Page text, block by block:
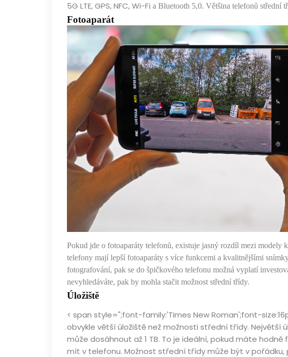
5G LTE, GPS, NFC, Wi-Fi a Bluetooth 5,0. Většina telefonů střední
Fotoaparát
Pokud jde o fotoaparáty telefonů, existuje jasný rozdíl mezi modely
telefony mají lepší fotoaparáty s více funkcemi a kvalitnějšími
fotografování, pak se do špičkového telefonu možná vyplatí
nevyhledáváte, pak by mohla stačit možnost střední třídy.
Úložiště
< span style=";font-family:'Times New Roman';font-
obvykle větší úložiště než možnosti střední třídy. Největší
může dosáhnout až 1 TB. To je ideální, pokud máte
mít v telefonu. Možnost střední třídy může být v